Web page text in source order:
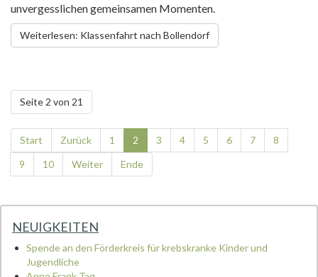
unvergesslichen gemeinsamen Momenten.
Weiterlesen: Klassenfahrt nach Bollendorf
Seite 2 von 21
Start Zurück 1 2 3 4 5 6 7
8
9
10 Weiter Ende
NEUIGKEITEN
Spende an den Förderkreis für krebskranke Kinder und
Jugendliche